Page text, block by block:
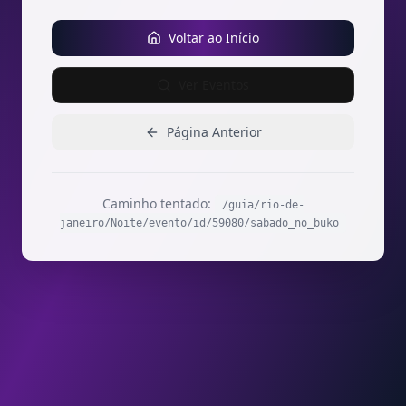
Voltar ao Início
Página Anterior
Caminho tentado:
/guia/rio-de-
janeiro/Noite/evento/id/59080/sabado_no_buko